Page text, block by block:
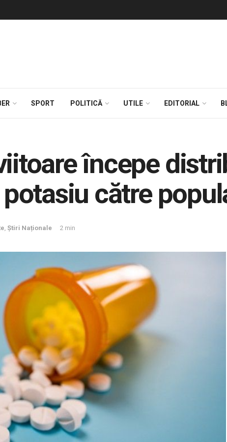
SPORT POLITICĂ UTILE EDITORIAL
începe
către
, Știri Naționale 2 min